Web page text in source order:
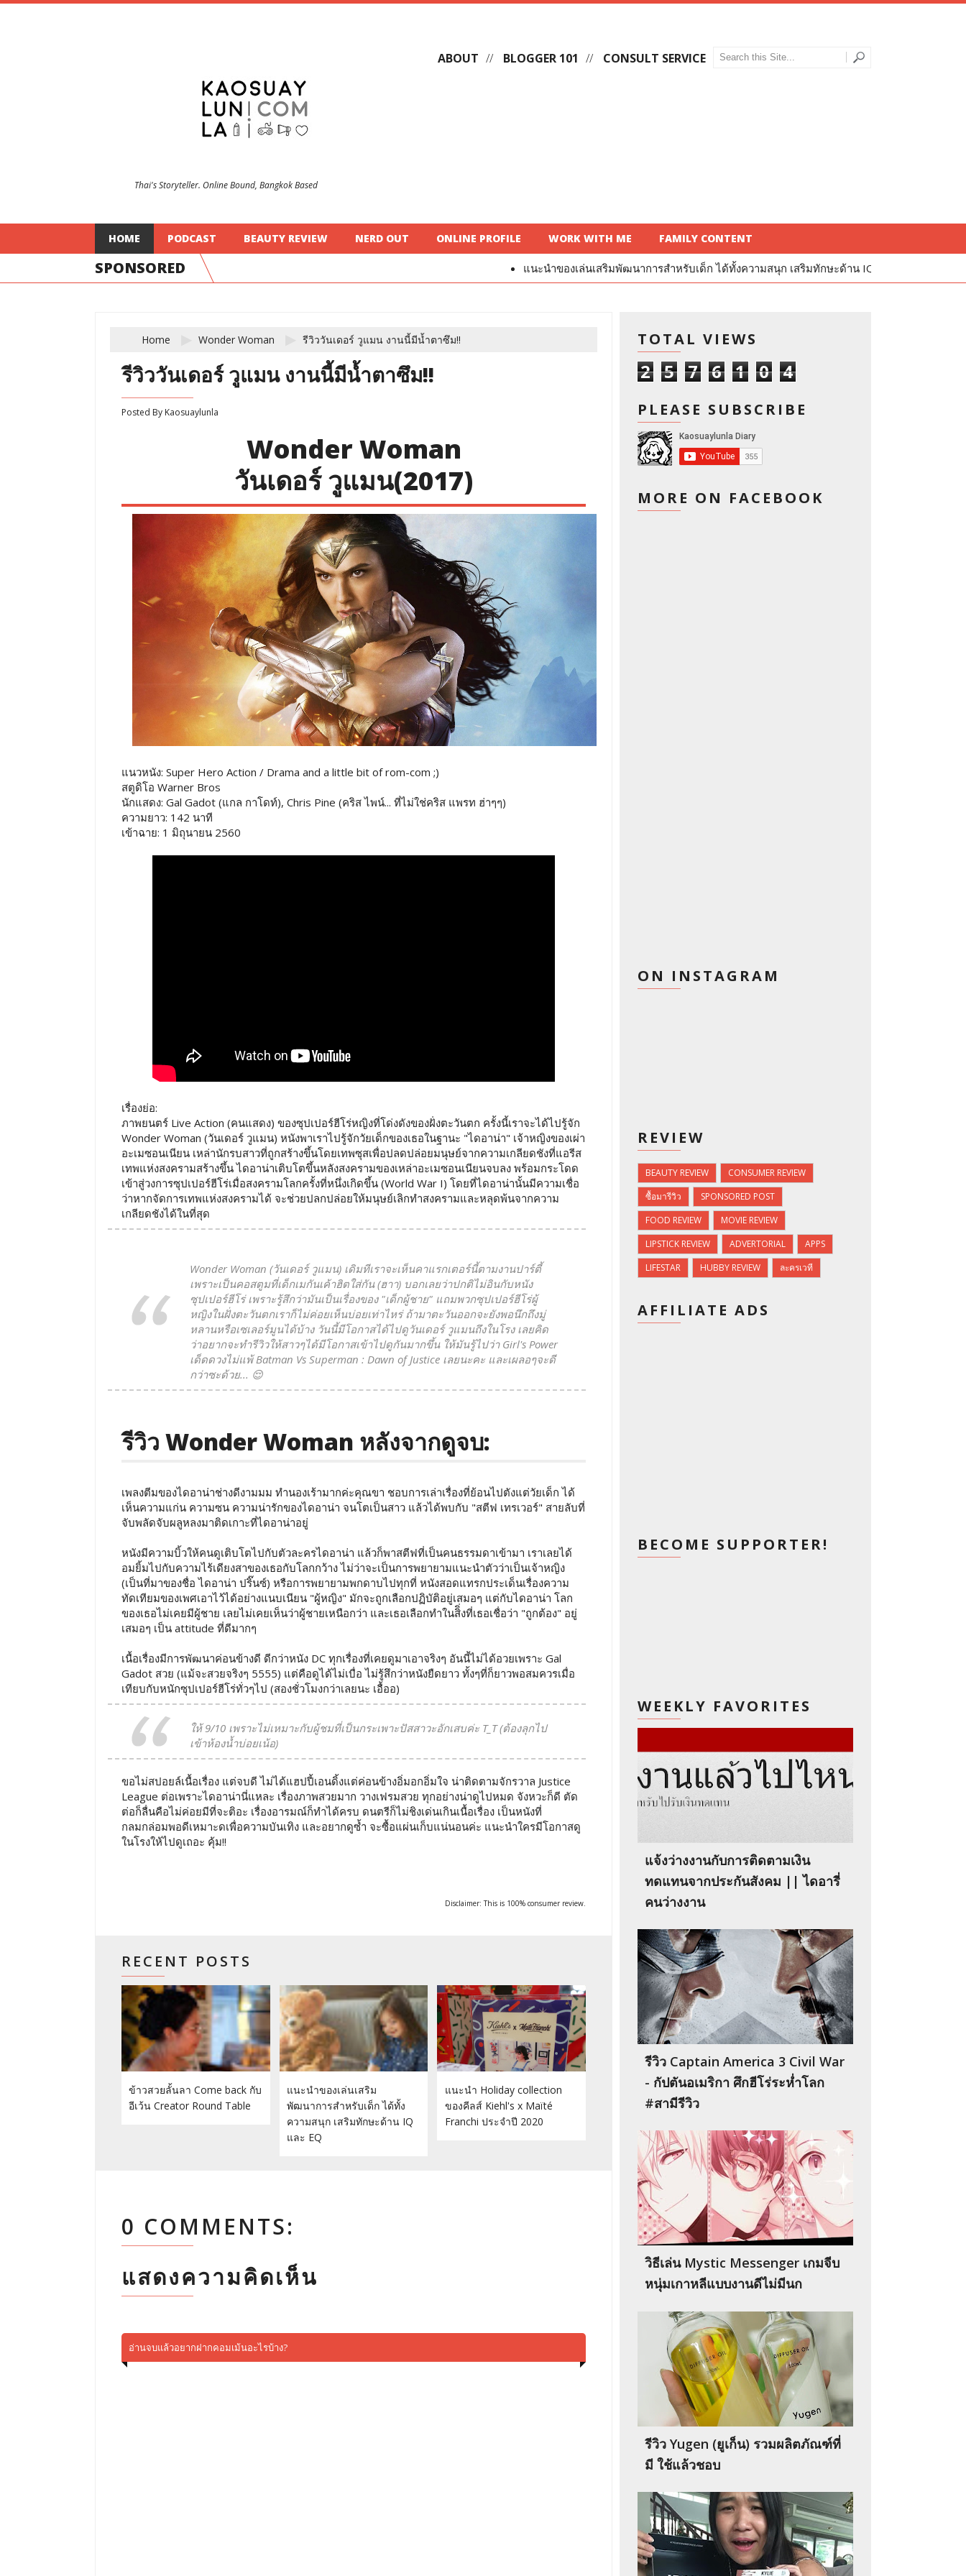
Thai's Storyteller. Online Bound, Bangkok Based
ABOUT BLOGGER 101 CONSULT SERVICE
HOME PODCAST BEAUTY REVIEW NERD OUT ONLINE PROFILE WORK WITH ME FAMILY CONTENT
SPONSORED แนะนำของเล่นเสริมพัฒนาการสำหรับเด็ก ได้ทั้งความสนุก เสริมทักษะด้าน IQ และ EQ รีวิว Kinder
Home Wonder Woman รีวิววันเดอร์ วูแมน งานนี้มีน้ำตาซึม!!
รีวิววันเดอร์ วูแมน งานนี้มีน้ำตาซึม!!
Posted By Kaosuaylunla
Wonder Woman
วันเดอร์ วูแมน(2017)
แนวหนัง: Super Hero Action / Drama and a little bit of rom-com ;)
สตูดิโอ Warner Bros
นักแสดง: Gal Gadot (แกล กาโดท์), Chris Pine (คริส ไพน์... ที่ไม่ใช่คริส แพรท ฮ่าๆๆ)
ความยาว: 142 นาที
เข้าฉาย: 1 มิถุนายน 2560
เรื่องย่อ:
ภาพยนตร์ Live Action (คนแสดง) ของซุปเปอร์ฮีโร่หญิงที่โด่งดังของฝั่งตะวันตก ครั้งนี้เราจะได้ไปรู้จัก
Wonder Woman (วันเดอร์ วูแมน) หนังพาเราไปรู้จักวัยเด็กของเธอในฐานะ "ไดอาน่า" เจ้าหญิงของเผ่า
อะเมซอนเนียน เหล่านักรบสาวที่ถูกสร้างขึ้นโดยเทพซุสเพื่อปลดปล่อยมนุษย์จากความเกลียดชังที่แอรีส
เทพแห่งสงครามสร้างขึ้น ไดอาน่าเติบโตขึ้นหลังสงครามของเหล่าอะเมซอนเนียนจบลง พร้อมกระโดด
เข้าสู่วงการซุปเปอร์ฮีโร่เมื่อสงครามโลกครั้งที่หนึ่งเกิดขึ้น (World War I) โดยที่ไดอาน่านั้นมีความเชื่อ
ว่าหากจัดการเทพแห่งสงครามได้ จะช่วยปลกปล่อยให้มนุษย์เลิกทำสงครามและหลุดพ้นจากความ
เกลียดชังได้ในที่สุด
Wonder Woman (วันเดอร์ วูแมน) เดิมทีเราจะเห็นคาแรกเตอร์นี้ตามงานปาร์ตี้
เพราะเป็นคอสตูมที่เด็กเมกันเค้าฮิตใส่กัน (ฮาา) บอกเลยว่าปกติไม่อินกับหนัง
ซุปเปอร์ฮีโร่ เพราะรู้สึกว่ามันเป็นเรื่องของ "เด็กผู้ชาย" แถมพวกซุปเปอร์ฮีโร่ผู้
หญิงในฝั่งตะวันตกเราก็ไม่ค่อยเห็นบ่อยเท่าไหร่ ถ้ามาตะวันออกจะยังพอนึกถึงมู่
หลานหรือเซเลอร์มูนได้บ้าง วันนี้มีโอกาสได้ไปดูวันเดอร์ วูแมนถึงในโรง เลยคิด
ว่าอยากจะทำรีวิวให้สาวๆได้มีโอกาสเข้าไปดูกันมากขึ้น ให้มันรู้ไปว่า Girl's Power
เด็ดดวงไม่แพ้ Batman Vs Superman : Dawn of Justice เลยนะคะ และเผลอๆจะดี
กว่าซะด้วย... 😌
รีวิว Wonder Woman หลังจากดูจบ:
เพลงตีมของไดอาน่าช่างดีงามมม ทำนองเร้ามากค่ะคุณขา ชอบการเล่าเรื่องที่ย้อนไปตังแต่วัยเด็ก ได้
เห็นความแก่น ความซน ความน่ารักของไดอาน่า จนโตเป็นสาว แล้วได้พบกับ "สตีฟ เทรเวอร์" สายลับที่
จับพลัดจับผลูหลงมาติดเกาะที่ไดอาน่าอยู่
หนังมีความบิ้วให้คนดูเติบโตไปกับตัวละครไดอาน่า แล้วก็พาสตีฟที่เป็นคนธรรมดาเข้ามา เราเลยได้
อมยิ้มไปกับความไร้เดียงสาของเธอกับโลกกว้าง ไม่ว่าจะเป็นการพยายามแนะนำตัวว่าเป็นเจ้าหญิง
(เป็นที่มาของชื่อ ไดอาน่า ปริ๊นซ์) หรือการพยายามพกดาบไปทุกที่ หนังสอดแทรกประเด็นเรื่องความ
ทัดเทียมของเพศเอาไว้ได้อย่างแนบเนียน "ผู้หญิง" มักจะถูกเลือกปฏิบัติอยู่เสมอๆ แต่กับไดอาน่า โลก
ของเธอไม่เคยมีผู้ชาย เลยไม่เคยเห็นว่าผู้ชายเหนือกว่า และเธอเลือกทำในสิิ่งที่เธอเชื่อว่า "ถูกต้อง" อยู่
เสมอๆ เป็น attitude ที่ดีมากๆ
เนื้อเรื่องมีการพัฒนาค่อนข้างดี ดีกว่าหนัง DC ทุกเรื่องที่เคยดูมาเอาจริงๆ อันนี้ไม่ได้อวยเพราะ Gal
Gadot สวย (แม้จะสวยจริงๆ 5555) แต่คือดูได้ไม่เบื่อ ไม่รู้สึกว่าหนังยืดยาว ทั้งๆที่ก็ยาวพอสมควรเมื่อ
เทียบกับหนักซุปเปอร์ฮีโร่ทั่วๆไป (สองชั่วโมงกว่าเลยนะ เอื้ออ)
ให้ 9/10 เพราะไม่เหมาะกับผู้ชมที่เป็นกระเพาะปัสสาวะอักเสบค่ะ T_T (ต้องลุกไป
เข้าห้องน้ำบ่อยเน้อ)
ขอไม่สปอยล์เนื้อเรื่อง แต่จบดี ไม่ได้แฮปปี้เอนดิ้งแต่ค่อนข้างอิ่มอกอิ่มใจ น่าติดตามจักรวาล Justice
League ต่อเพราะไดอาน่านี่แหละ เรื่องภาพสวยมาก วางเฟรมสวย ทุกอย่างน่าดูไปหมด จังหวะก็ดี ตัด
ต่อก็ลื่นคือไม่ค่อยมีที่จะติอะ เรื่องอารมณ์ก็ทำได้ครบ ดนตรีก็ไม่ชิงเด่นเกินเนื้อเรื่อง เป็นหนังที่
กลมกล่อมพอดีเหมาะดเพื่อความบันเทิง และอยากดูซ้ำ จะซื้อแผ่นเก็บแน่นอนค่ะ แนะนำใครมีโอกาสดู
ในโรงให้ไปดูเถอะ คุ้ม!!
Disclaimer: This is 100% consumer review.
RECENT POSTS
ข้าวสวยลั้นลา Come back กับ
อีเว้น Creator Round Table
แนะนำของเล่นเสริม
พัฒนาการสำหรับเด็ก ได้ทั้ง
ความสนุก เสริมทักษะด้าน IQ
และ EQ
แนะนำ Holiday collection
ของคีลส์ Kiehl's x Maïté
Franchi ประจำปี 2020
0 COMMENTS:
แสดงความคิดเห็น
อ่านจบแล้วอยากฝากคอมเม้นอะไรบ้าง?
TOTAL VIEWS
2 5 7 6 1 0 4
PLEASE SUBSCRIBE
MORE ON FACEBOOK
ON INSTAGRAM
REVIEW
BEAUTY REVIEW
CONSUMER REVIEW
ซื้อมารีวิว
SPONSORED POST
FOOD REVIEW
MOVIE REVIEW
LIPSTICK REVIEW
ADVERTORIAL
APPS
LIFESTAR
HUBBY REVIEW ละครเวที
AFFILIATE ADS
BECOME SUPPORTER!
WEEKLY FAVORITES
แจ้งว่างงานกับการติดตามเงิน
ทดแทนจากประกันสังคม || ไดอารี่
คนว่างงาน
รีวิว Captain America 3 Civil War
- กัปตันอเมริกา ศึกฮีโร่ระห่ำโลก
#สามีรีวิว
วิธีเล่น Mystic Messenger เกมจีบ
หนุ่มเกาหลีแบบงานดีไม่มีนก
รีวิว Yugen (ยูเก็น) รวมผลิตภัณฑ์ที่
มี ใช้แล้วชอบ